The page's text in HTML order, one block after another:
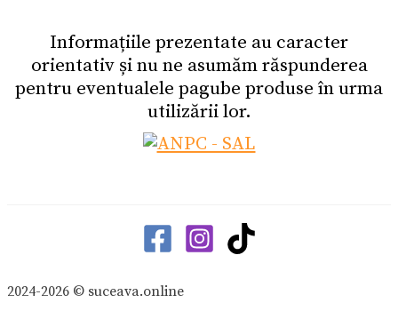
Informațiile prezentate au caracter
orientativ și nu ne asumăm răspunderea
pentru eventualele pagube produse în urma
utilizării lor.
2024-2026 © suceava.online